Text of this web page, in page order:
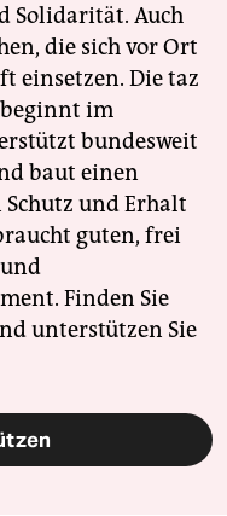
Solidarität. Auch
die sich vor Ort
einsetzen. Die taz
im
bundesweit
baut einen
und Erhalt
guten, frei
Finden Sie
unterstützen Sie